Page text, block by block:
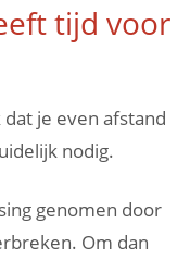
tijd voor
je even afstand
nodig.
genomen door
Om dan